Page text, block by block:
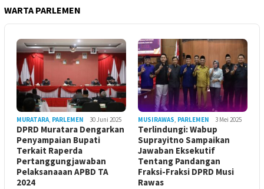
WARTA PARLEMEN
MURATARA, PARLEMEN 30 Juni 2025
DPRD Muratara Dengarkan
Penyampaian Bupati
Terkait Raperda
Pertanggungjawaban
Pelaksanaaan APBD TA
2024
MUSIRAWAS, PARLEMEN 3 Mei 2025
Terlindungi: Wabup
Suprayitno Sampaikan
Jawaban Eksekutif
Tentang Pandangan
Fraksi-Fraksi DPRD Musi
Rawas